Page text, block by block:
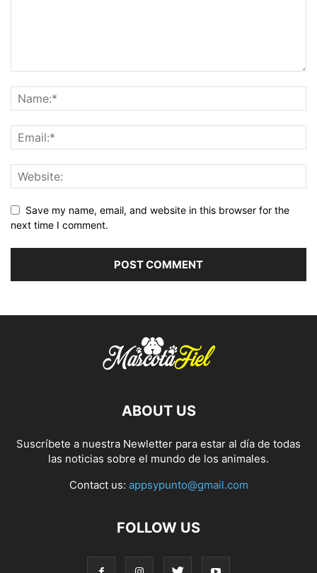
Save my name, email, and website in this browser for the
next time I comment.
ABOUT US
Suscríbete a nuestra Newletter para estar al día de todas
las noticias sobre el mundo de los animales.
Contact us: appsypunto@gmail.com
FOLLOW US